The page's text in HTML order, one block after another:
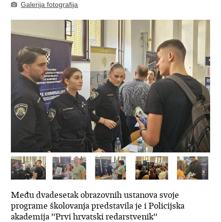
Galerija fotografija
Među dvadesetak obrazovnih ustanova svoje
programe školovanja predstavila je i Policijska
akademija ''Prvi hrvatski redarstvenik''